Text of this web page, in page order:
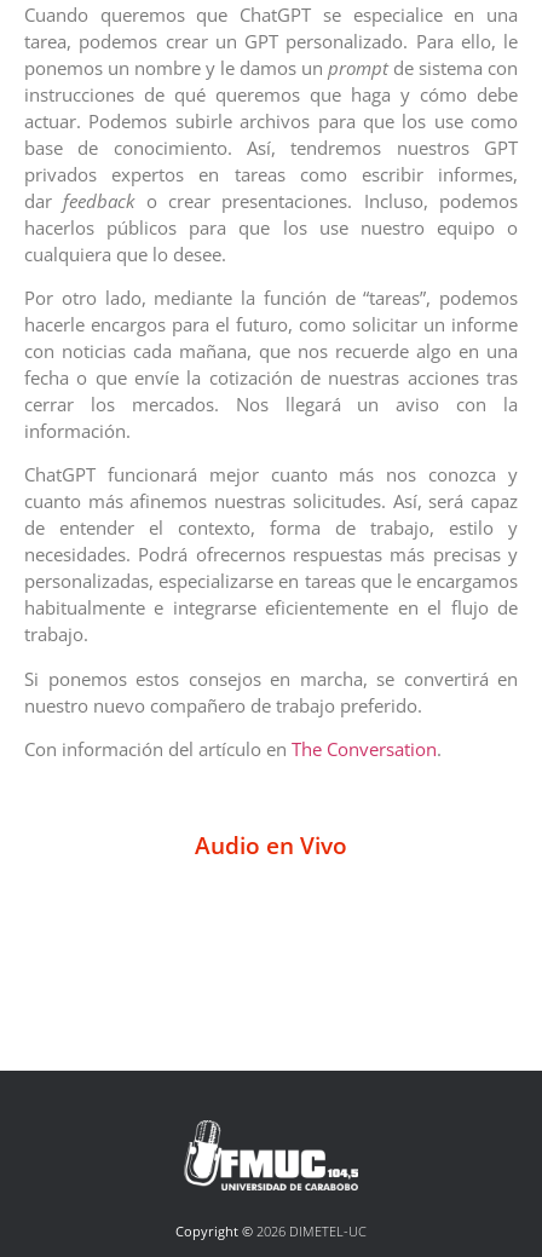
Cuando queremos que ChatGPT se especialice en una
tarea, podemos crear un GPT personalizado. Para ello, le
ponemos un nombre y le damos un promptde sistema con
instrucciones de qué queremos que haga y cómo debe
actuar. Podemos subirle archivos para que los use como
base de conocimiento. Así, tendremos nuestros GPT
privados expertos en tareas como escribir informes,
dar feedbacko crear presentaciones. Incluso, podemos
hacerlos públicos para que los use nuestro equipo o
cualquiera que lo desee.
Por otro lado, mediante la función de “tareas”, podemos
hacerle encargos para el futuro, como solicitar un informe
con noticias cada mañana, que nos recuerde algo en una
fecha o que envíe la cotización de nuestras acciones tras
cerrar los mercados. Nos llegará un aviso con la
información.
ChatGPT funcionará mejor cuanto más nos conozca y
cuanto más afinemos nuestras solicitudes. Así, será capaz
de entender el contexto, forma de trabajo, estilo y
necesidades. Podrá ofrecernos respuestas más precisas y
personalizadas, especializarse en tareas que le encargamos
habitualmente e integrarse eficientemente en el flujo de
trabajo.
Si ponemos estos consejos en marcha, se convertirá en
nuestro nuevo compañero de trabajo preferido.
Con información del artículo en The Conversation.
Audio en Vivo
Copyright © 2026 DIMETEL-UC